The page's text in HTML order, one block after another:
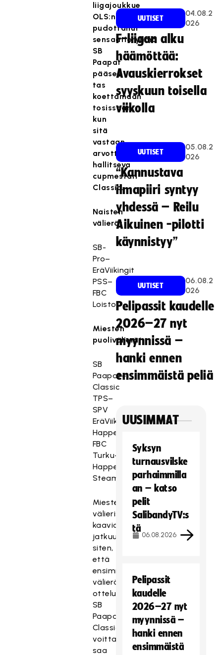
liigajoukkue
OLS:n
pudottanut
sensaatioryhmä
SB
Paapat
pääsee
tas
koettamaan
tosissaan,
kun
sitä
vastaan
arvottiin
hallitseva
cupmestari
Classic.
Naisten
välierät
SB-
Pro–
EräViikingit
PSS–
FBC
Loisto
Miesten
puolivälierät
SB
Paapat–
Classic
TPS–
SPV
EräViikingit–
Happee
FBC
Turku–
Happee
Steamers
Miesten
välierissä
kaavio
jatkuu
siten,
että
ensimmäisessä
välierässä
ottelun
SB
Paapat–
Classic
voittaja
saa
UUTISET
04.08.2
026
F-liigan alku
häämöttää:
Avauskierrokset
syyskuun toisella
viikolla
UUTISET
05.08.2
026
“Kannustava
ilmapiiri syntyy
yhdessä – Reilu
Aikuinen -pilotti
käynnistyy”
UUTISET
06.08.2
026
Pelipassit kaudelle
2026–27 nyt
myynnissä –
hanki ennen
ensimmäistä peliä
UUSIMMAT
Syksyn
turnausvilske
parhaimmilla
an – katso
pelit
SalibandyTV:s
tä
06.08.2026
Pelipassit
kaudelle
2026–27 nyt
myynnissä –
hanki ennen
ensimmäistä